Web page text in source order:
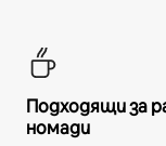
Подходящи за
номади